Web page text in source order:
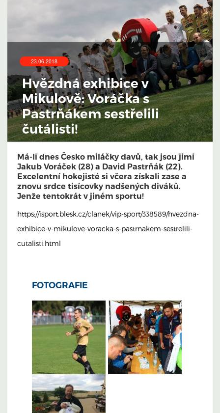
23.06.2018
Hvězdná exhibice v
Mikulově: Voráčka s
Pastrňákem sestřelili
čutálisti!
Má-li dnes Česko miláčky davů, tak jsou jimi
Jakub Voráček (28) a David Pastrňák (22).
Excelentní hokejisté si včera získali zase a
znovu srdce tisícovky nadšených diváků.
Jenže tentokrát v jiném sportu!
https://isport.blesk.cz/clanek/vip-sport/338589/hvezdna-
exhibice-v-mikulove-voracka-s-pastrnakem-sestrelili-
cutalisti.html
FOTOGRAFIE